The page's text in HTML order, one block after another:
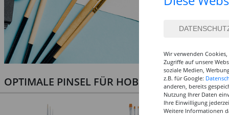
OPTIMALE PINSEL FÜR HOBBY & KUNST
Wir verwenden
Zugriffe auf unsere
soziale Medien,
z.B. für Google:
anderen, bereits
Nutzung Ihrer Daten
Ihre Einwilligung
Weitere Informationen